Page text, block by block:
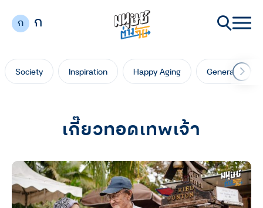
ก ก
Society Inspiration Happy Aging Generation
เกี๊ยวทอดเทพเจ้า